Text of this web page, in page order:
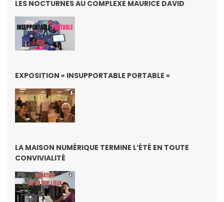
LES NOCTURNES AU COMPLEXE MAURICE DAVID
EXPOSITION « INSUPPORTABLE PORTABLE »
LA MAISON NUMÉRIQUE TERMINE L’ÉTÉ EN TOUTE
CONVIVIALITÉ